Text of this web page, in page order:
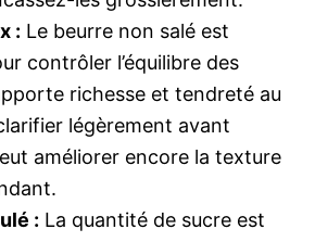
: Le beurre non salé est
contrôler l’équilibre des
richesse et tendreté au
légèrement avant
améliorer encore la texture
: La quantité de sucre est